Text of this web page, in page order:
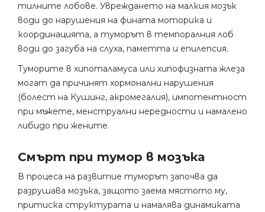
тилните лобове. Увреждането на малкия мозък
води до нарушения на фината моторика и
координацията, а туморът в темпоралния лоб
води до загуба на слуха, паметта и епилепсия.
Туморите в хипоталамуса или хипофизната жлеза
могат да причинят хормонални нарушения
(болест на Кушинг, акромегалия), импотентност
при мъжете, менструални нередности и намалено
либидо при жените.
Смърт при тумор в мозъка
В процеса на развитие туморът започва да
разрушава мозъка, защото заема мястото му,
притиска структурата и намалява динамиката